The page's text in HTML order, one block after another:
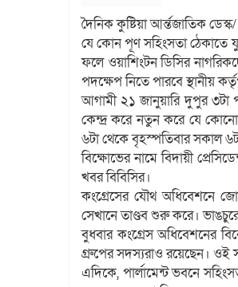
দৈনিক কুষ্টিয়া আর্ন্তজাতিক ডেস্ক/
যে কোন পূণ সহিংসতা ঠেকাতে
ফলে ওয়াশিংটন ডিসির
পদক্ষেপ নিতে পারবে স্থানীয়
আগামী ২১ জানুয়ারি দুপুর ৩টা
কেন্দ্র করে নতুন করে যে কোনো
৬টা থেকে বৃহস্পতিবার সকাল
বিক্ষোভের নামে বিদায়ী
খবর বিবিসির।
কংগ্রেসের যৌথ অধিবেশনে জো
সেখানে তাণ্ডব শুরু করে।
বুধবার কংগ্রেস অধিবেশনের
গ্রুপের সদস্যরাও রয়েছেন। ওই
এদিকে, পার্লামেন্ট ভবনে